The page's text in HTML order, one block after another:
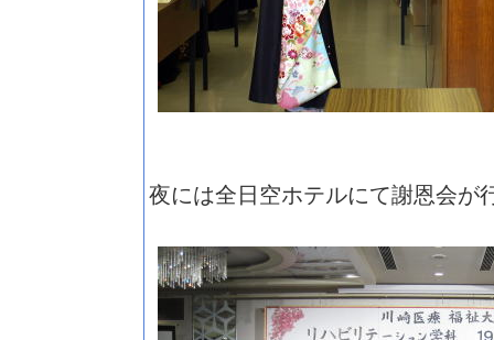
夜には全日空ホテルにて謝恩会が